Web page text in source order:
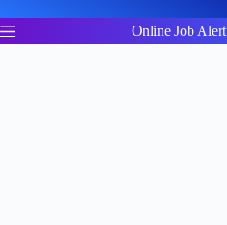
to
content
Online Job Alert